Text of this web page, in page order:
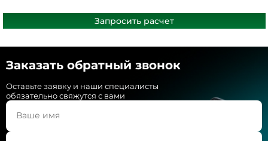
Запросить расчет
Заказать обратный звонок
Оставьте заявку и наши специалисты
обязательно свяжутся с вами